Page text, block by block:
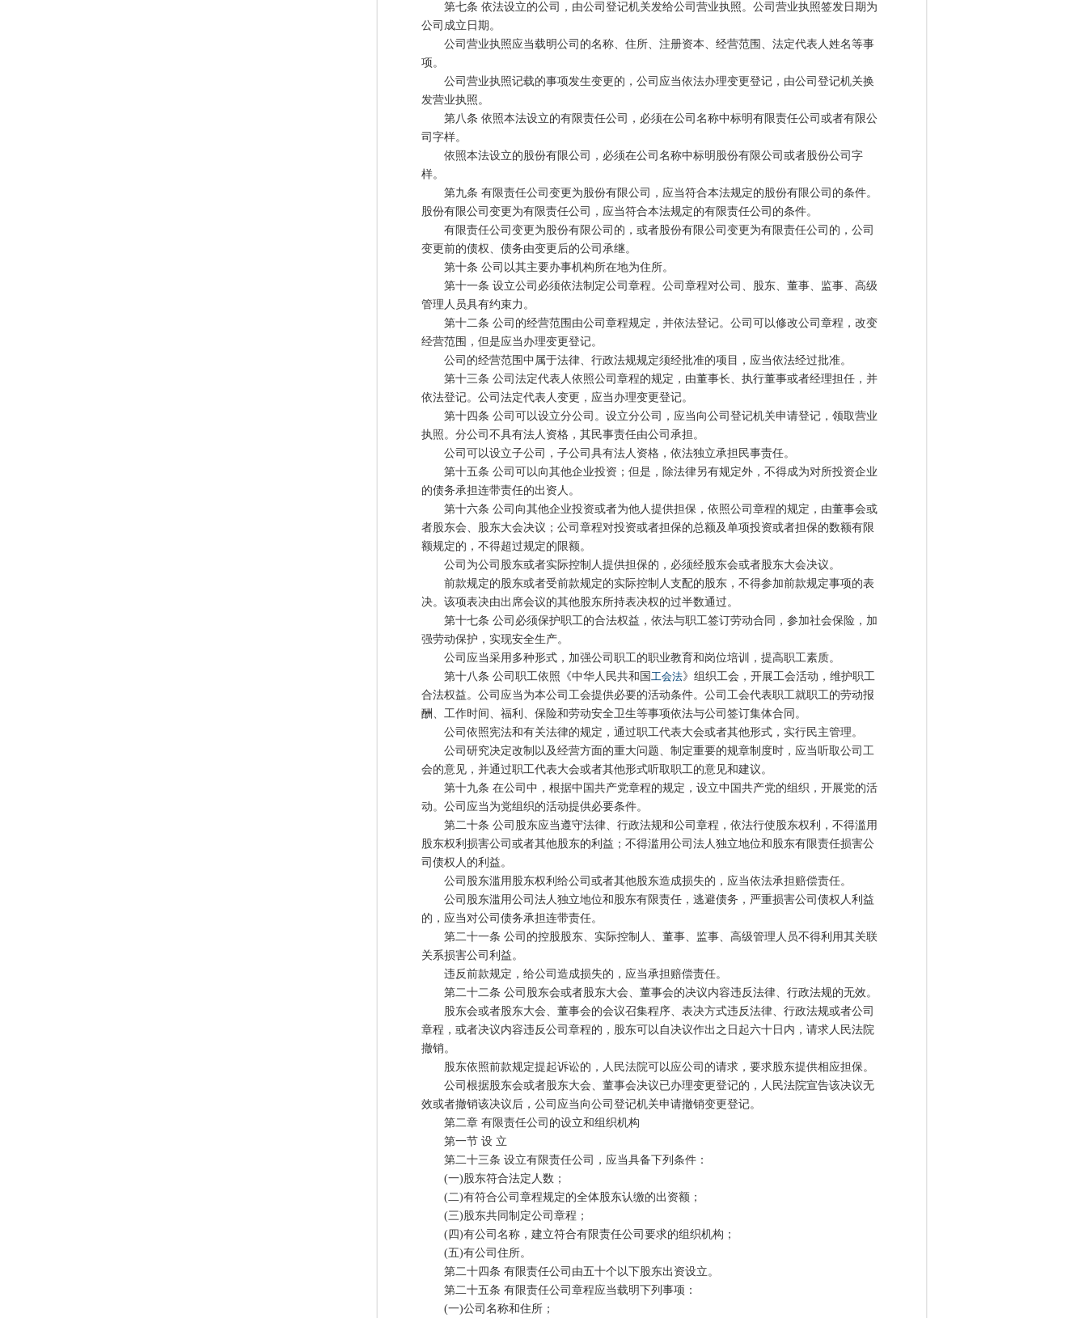
第七条 依法设立的公司，由公司登记机关发给公司营业执照。公司营业执照签发日期为
公司成立日期。
公司营业执照应当载明公司的名称、住所、注册资本、经营范围、法定代表人姓名等事
项。
公司营业执照记载的事项发生变更的，公司应当依法办理变更登记，由公司登记机关换
发营业执照。
第八条 依照本法设立的有限责任公司，必须在公司名称中标明有限责任公司或者有限公
司字样。
依照本法设立的股份有限公司，必须在公司名称中标明股份有限公司或者股份公司字
样。
第九条 有限责任公司变更为股份有限公司，应当符合本法规定的股份有限公司的条件。
股份有限公司变更为有限责任公司，应当符合本法规定的有限责任公司的条件。
有限责任公司变更为股份有限公司的，或者股份有限公司变更为有限责任公司的，公司
变更前的债权、债务由变更后的公司承继。
第十条 公司以其主要办事机构所在地为住所。
第十一条 设立公司必须依法制定公司章程。公司章程对公司、股东、董事、监事、高级
管理人员具有约束力。
第十二条 公司的经营范围由公司章程规定，并依法登记。公司可以修改公司章程，改变
经营范围，但是应当办理变更登记。
公司的经营范围中属于法律、行政法规规定须经批准的项目，应当依法经过批准。
第十三条 公司法定代表人依照公司章程的规定，由董事长、执行董事或者经理担任，并
依法登记。公司法定代表人变更，应当办理变更登记。
第十四条 公司可以设立分公司。设立分公司，应当向公司登记机关申请登记，领取营业
执照。分公司不具有法人资格，其民事责任由公司承担。
公司可以设立子公司，子公司具有法人资格，依法独立承担民事责任。
第十五条 公司可以向其他企业投资；但是，除法律另有规定外，不得成为对所投资企业
的债务承担连带责任的出资人。
第十六条 公司向其他企业投资或者为他人提供担保，依照公司章程的规定，由董事会或
者股东会、股东大会决议；公司章程对投资或者担保的总额及单项投资或者担保的数额有限
额规定的，不得超过规定的限额。
公司为公司股东或者实际控制人提供担保的，必须经股东会或者股东大会决议。
前款规定的股东或者受前款规定的实际控制人支配的股东，不得参加前款规定事项的表
决。该项表决由出席会议的其他股东所持表决权的过半数通过。
第十七条 公司必须保护职工的合法权益，依法与职工签订劳动合同，参加社会保险，加
强劳动保护，实现安全生产。
公司应当采用多种形式，加强公司职工的职业教育和岗位培训，提高职工素质。
第十八条 公司职工依照《中华人民共和国 工会法》组织工会，开展工会活动，维护职工
合法权益。公司应当为本公司工会提供必要的活动条件。公司工会代表职工就职工的劳动报
酬、工作时间、福利、保险和劳动安全卫生等事项依法与公司签订集体合同。
公司依照宪法和有关法律的规定，通过职工代表大会或者其他形式，实行民主管理。
公司研究决定改制以及经营方面的重大问题、制定重要的规章制度时，应当听取公司工
会的意见，并通过职工代表大会或者其他形式听取职工的意见和建议。
第十九条 在公司中，根据中国共产党章程的规定，设立中国共产党的组织，开展党的活
动。公司应当为党组织的活动提供必要条件。
第二十条 公司股东应当遵守法律、行政法规和公司章程，依法行使股东权利，不得滥用
股东权利损害公司或者其他股东的利益；不得滥用公司法人独立地位和股东有限责任损害公
司债权人的利益。
公司股东滥用股东权利给公司或者其他股东造成损失的，应当依法承担赔偿责任。
公司股东滥用公司法人独立地位和股东有限责任，逃避债务，严重损害公司债权人利益
的，应当对公司债务承担连带责任。
第二十一条 公司的控股股东、实际控制人、董事、监事、高级管理人员不得利用其关联
关系损害公司利益。
违反前款规定，给公司造成损失的，应当承担赔偿责任。
第二十二条 公司股东会或者股东大会、董事会的决议内容违反法律、行政法规的无效。
股东会或者股东大会、董事会的会议召集程序、表决方式违反法律、行政法规或者公司
章程，或者决议内容违反公司章程的，股东可以自决议作出之日起六十日内，请求人民法院
撤销。
股东依照前款规定提起诉讼的，人民法院可以应公司的请求，要求股东提供相应担保。
公司根据股东会或者股东大会、董事会决议已办理变更登记的，人民法院宣告该决议无
效或者撤销该决议后，公司应当向公司登记机关申请撤销变更登记。
第二章 有限责任公司的设立和组织机构
第一节 设 立
第二十三条 设立有限责任公司，应当具备下列条件：
(一)股东符合法定人数；
(二)有符合公司章程规定的全体股东认缴的出资额；
(三)股东共同制定公司章程；
(四)有公司名称，建立符合有限责任公司要求的组织机构；
(五)有公司住所。
第二十四条 有限责任公司由五十个以下股东出资设立。
第二十五条 有限责任公司章程应当载明下列事项：
(一)公司名称和住所；